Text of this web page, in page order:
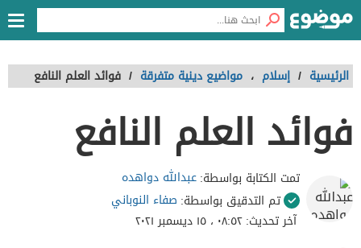
الرئيسية / إسلام ، مواضيع دينية متفرقة / فوائد العلم النافع
فوائد العلم النافع
تمت الكتابة بواسطة:عبدالله دواهده
تم التدقيق بواسطة: صفاء النوباني
آخر تحديث:٠٨:٥٢ ، ١٥ ديسمبر ٢٠٢١